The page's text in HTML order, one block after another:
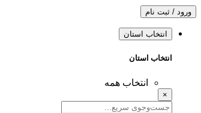
ورود / ثبت نام
انتخاب استان
انتخاب استان
انتخاب همه
×